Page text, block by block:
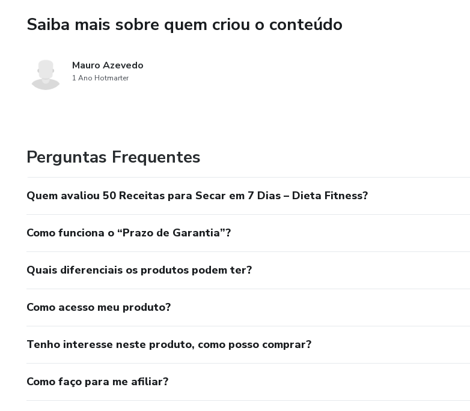
🔥 Reduz o inchaço e elimina toxinas do corpo.
Saiba mais sobre quem criou o conteúdo
Mauro Azevedo
1 Ano Hotmarter
Perguntas Frequentes
Quem avaliou 50 Receitas para Secar em 7 Dias – Dieta Fitness?
Como funciona o “Prazo de Garantia”?
Quais diferenciais os produtos podem ter?
Como acesso meu produto?
Tenho interesse neste produto, como posso comprar?
Como faço para me afiliar?